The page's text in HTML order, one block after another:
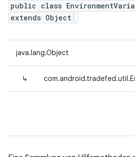
public class
extends Object
java.lang.Object
↳